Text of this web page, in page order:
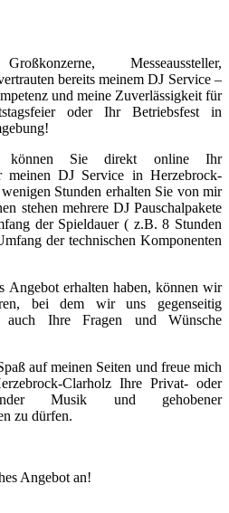
Messeaussteller,
bereits meinem DJ Service –
und meine Zuverlässigkeit für
oder Ihr Betriebsfest in
können Sie direkt online Ihr
meinen DJ Service in Herzebrock-
Stunden erhalten Sie von mir
stehen mehrere DJ Pauschalpakete
der Spieldauer ( z.B. 8 Stunden
der technischen Komponenten
Angebot erhalten haben, können wir
bei dem wir uns gegenseitig
auch Ihre Fragen und Wünsche
auf meinen Seiten und freue mich
Clarholz Ihre Privat- oder
Musik und gehobener
zu dürfen.
Angebot an!